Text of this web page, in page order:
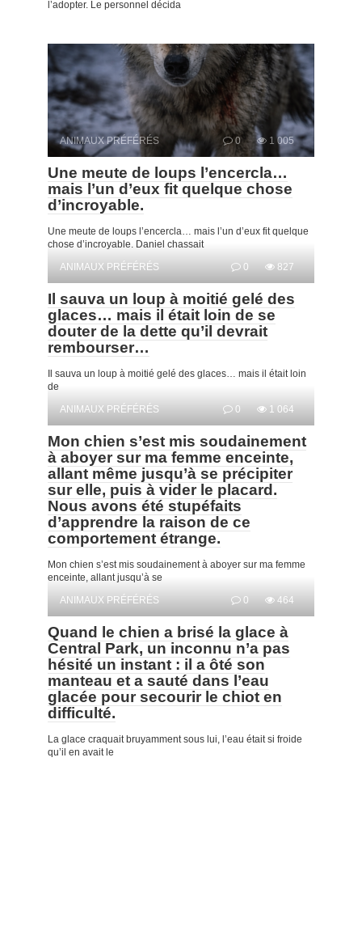
l’adopter. Le personnel décida
ANIMAUX PRÉFÉRÉS 0 1 005
Une meute de loups l’encercla…
mais l’un d’eux fit quelque chose
d’incroyable.
Une meute de loups l’encercla… mais l’un d’eux fit quelque
chose d’incroyable. Daniel chassait
ANIMAUX PRÉFÉRÉS
0 827
Il sauva un loup à moitié gelé des
glaces… mais il était loin de se
douter de la dette qu’il devrait
rembourser…
Il sauva un loup à moitié gelé des glaces… mais il était loin
de
ANIMAUX PRÉFÉRÉS
0 1 064
Mon chien s’est mis soudainement
à aboyer sur ma femme enceinte,
allant même jusqu’à se précipiter
sur elle, puis à vider le placard.
Nous avons été stupéfaits
d’apprendre la raison de ce
comportement étrange.
Mon chien s’est mis soudainement à aboyer sur ma femme
enceinte, allant jusqu’à se
ANIMAUX PRÉFÉRÉS
0 464
Quand le chien a brisé la glace à
Central Park, un inconnu n’a pas
hésité un instant : il a ôté son
manteau et a sauté dans l’eau
glacée pour secourir le chiot en
difficulté.
La glace craquait bruyamment sous lui, l’eau était si froide
qu’il en avait le